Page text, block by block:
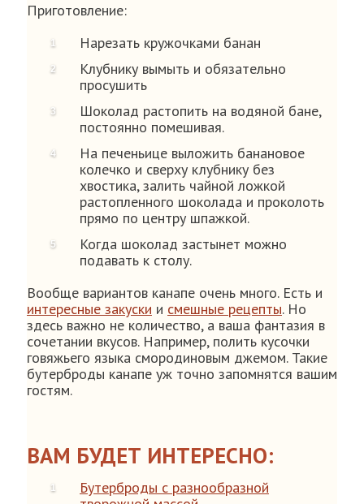
Приготовление:
Нарезать кружочками банан
Клубнику вымыть и обязательно
просушить
Шоколад растопить на водяной бане,
постоянно помешивая.
На печеньице выложить банановое
колечко и сверху клубнику без
хвостика, залить чайной ложкой
растопленного шоколада и проколоть
прямо по центру шпажкой.
Когда шоколад застынет можно
подавать к столу.
Вообще вариантов канапе очень много. Есть и
интересные закуски и смешные рецепты. Но
здесь важно не количество, а ваша фантазия в
сочетании вкусов. Например, полить кусочки
говяжьего языка смородиновым джемом. Такие
бутерброды канапе уж точно запомнятся вашим
гостям.
ВАМ БУДЕТ ИНТЕРЕСНО:
Бутерброды с разнообразной